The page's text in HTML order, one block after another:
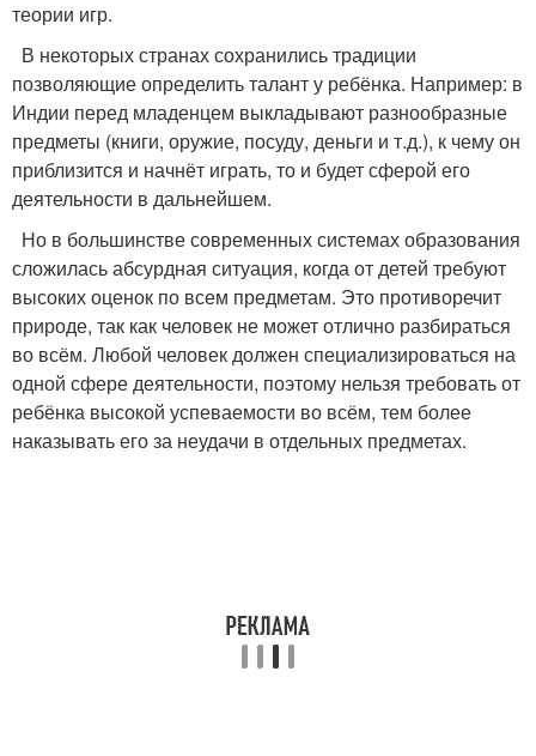
теории игр.
В некоторых странах сохранились традиции
позволяющие определить талант у ребёнка. Например: в
Индии перед младенцем выкладывают разнообразные
предметы (книги, оружие, посуду, деньги и т.д.), к чему он
приблизится и начнёт играть, то и будет сферой его
деятельности в дальнейшем.
Но в большинстве современных системах образования
сложилась абсурдная ситуация, когда от детей требуют
высоких оценок по всем предметам. Это противоречит
природе, так как человек не может отлично разбираться
во всём. Любой человек должен специализироваться на
одной сфере деятельности, поэтому нельзя требовать от
ребёнка высокой успеваемости во всём, тем более
наказывать его за неудачи в отдельных предметах.